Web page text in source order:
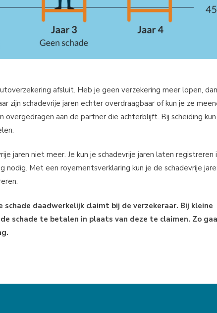
afsluit. Heb je geen verzekering meer lopen, dan
zijn schadevrije jaren echter overdraagbaar of kun je ze
overgedragen aan de partner die achterblijft. Bij scheiding
jaren niet meer. Je kun je schadevrije jaren laten registreren
Met een royementsverklaring kun je de schadevrije
daadwerkelijk claimt bij de verzekeraar. Bij kleine
schade te betalen in plaats van deze te claimen. Zo